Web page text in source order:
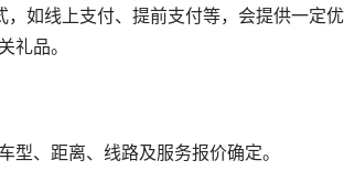
如线上支付、提前支付等，会提供一定优
礼品。
、距离、线路及服务报价确定。